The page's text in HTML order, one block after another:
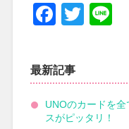
最新記事
UNOのカードを
スがピッタリ！